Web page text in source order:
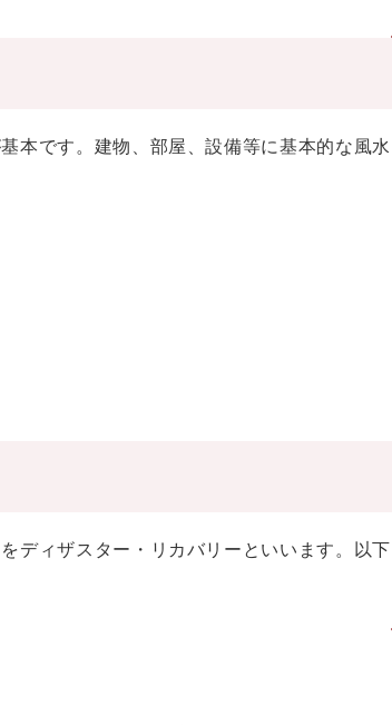
本です。建物、部屋、設備等に基本的な風水
ディザスター・リカバリーといいます。以下